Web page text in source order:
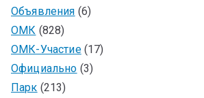
Объявления (6)
ОМК (828)
ОМК-Участие(17)
Официально (3)
Парк (213)